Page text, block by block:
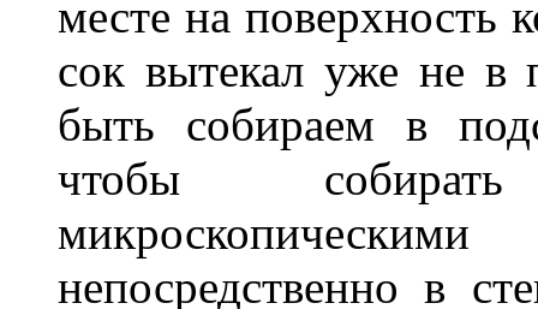
месте на поверхность
сок вытекал уже не в
быть собираем в
чтобы
непосредственно в